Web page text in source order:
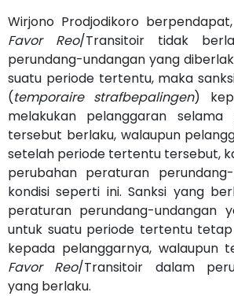
Wirjono Prodjodikoro
Favor Reo/Transitoir tidak
perundang-undangan yang
suatu periode tertentu, maka
(temporaire strafbepalingen)
melakukan pelanggaran
tersebut berlaku, walaupun
setelah periode tertentu tersebut,
perubahan peraturan
kondisi seperti ini. Sanksi yang
peraturan perundang-undangan
untuk suatu periode tertentu
kepada pelanggarnya, walaupun
Favor Reo/Transitoir dalam
yang berlaku.